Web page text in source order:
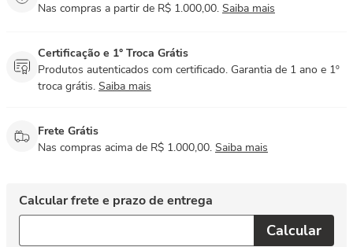
Nas compras a partir de R$ 1.000,00. Saiba mais
Certificação e 1° Troca Grátis
Produtos autenticados com certificado. Garantia de 1 ano e 1º
troca grátis. Saiba mais
Frete Grátis
Nas compras acima de R$ 1.000,00. Saiba mais